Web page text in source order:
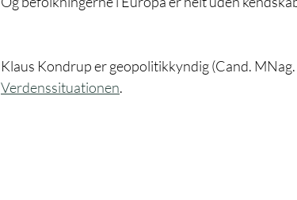
Klaus Kondrup er geopolitikkyndig (Cand. MNag.
Verdenssituationen.